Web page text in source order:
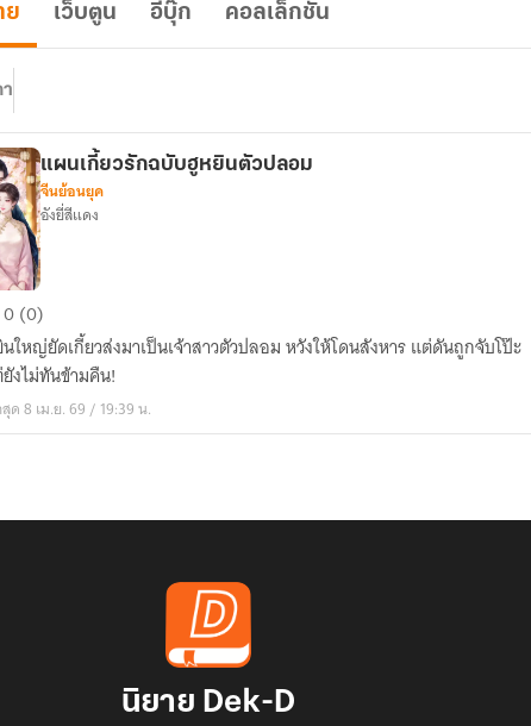
ย เว็บตูน อีบุ๊ก คอลเล็กชัน
แผนเกี้ยวรักฉบับฮูหยินตัวปลอม
จีนย้อนยุค
อังยี่สีแดง
0 (0)
ใหญ่ยัดเกี้ยวส่งมาเป็นเจ้าสาวตัวปลอม หวังให้โดนสังหาร แต่ดันถูกจับโป๊ะ
งไม่ทันข้ามคืน!
ด 8 เม.ย. 69 / 19:39 น.
นิยาย Dek-D